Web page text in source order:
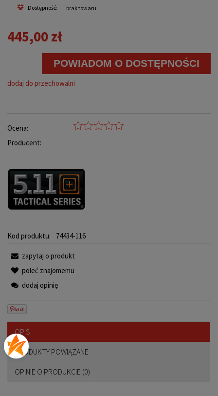
Dostępność: brak towaru
445,00 zł
POWIADOM O DOSTĘPNOŚCI
dodaj do przechowalni
Ocena:
Producent:
Kod produktu: 74434-116
zapytaj o produkt
poleć znajomemu
dodaj opinię
OPIS
PRODUKTY POWIĄZANE
OPINIE O PRODUKCIE (0)